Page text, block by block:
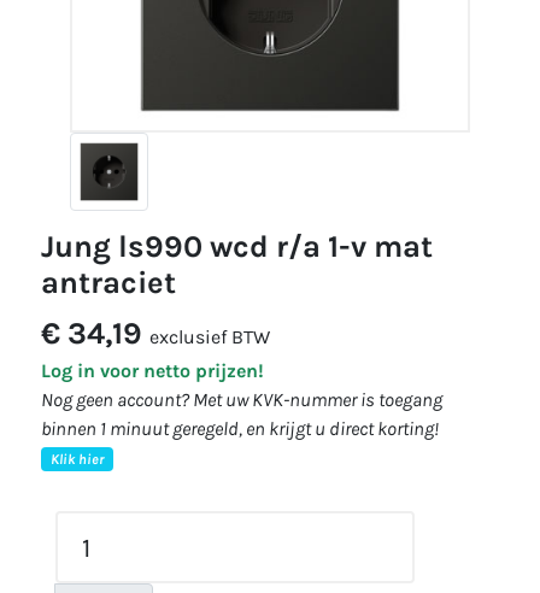
jung ls990 wcd r/a 1-v mat
antraciet
€ 34,19 exclusief BTW
Log in voor netto prijzen!
Nog geen account? Met uw KVK-nummer is toegang
binnen 1 minuut geregeld, en krijgt u direct korting!
Klik hier